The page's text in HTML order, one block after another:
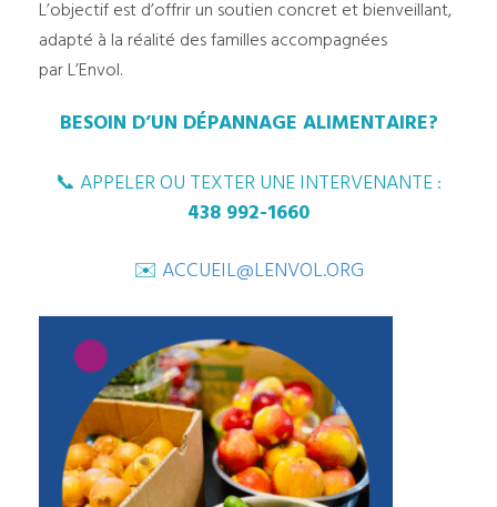
L’objectif est d’offrir un soutien concret et bienveillant,
adapté à la réalité des familles accompagnées
par L’Envol.
BESOIN D’UN DÉPANNAGE ALIMENTAIRE?
📞 APPELER OU TEXTER UNE INTERVENANTE :
438 992-1660
✉️ ACCUEIL@LENVOL.ORG